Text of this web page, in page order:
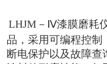
LHJM －Ⅳ漆膜磨耗
品，采用可编程控制
断电保护以及故障